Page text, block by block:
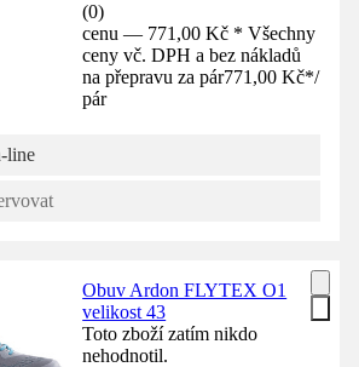
(0)
cenu — 771,00 Kč * Všechny
ceny vč. DPH a bez nákladů
na přepravu za pár771,00 Kč*/
pár
line
Obuv Ardon FLYTEX O1
velikost 43
Toto zboží zatím nikdo
nehodnotil.